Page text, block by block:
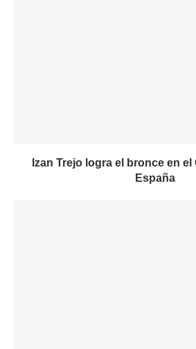
Izan Trejo logra el bronce en
España